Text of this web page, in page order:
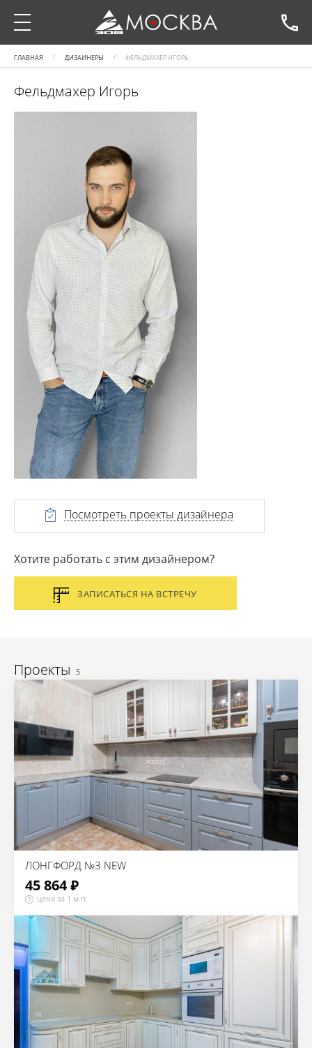
ГЛАВНАЯ ДИЗАЙНЕРЫ ФЕЛЬДМАХЕР ИГОРЬ
Фельдмахер Игорь
Посмотреть проекты дизайнера
Хотите работать с этим дизайнером?
ЗАПИСАТЬСЯ НА ВСТРЕЧУ
Проекты 5
ЛОНГФОРД №3 NEW
45 864 ₽
цена за 1 м.п.